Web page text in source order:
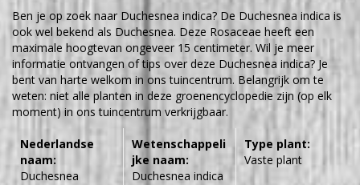
Ben je op zoek naar Duchesnea indica? De Duchesnea indica is
ook wel bekend als Duchesnea. Deze Rosaceae heeft een
maximale hoogtevan ongeveer 15 centimeter. Wil je meer
informatie ontvangen of tips over deze Duchesnea indica? Je
bent van harte welkom in ons tuincentrum. Belangrijk om te
weten: niet alle planten in deze groenencyclopedie zijn (op elk
moment) in ons tuincentrum verkrijgbaar.
Nederlandse
naam:
Duchesnea
Wetenschappeli
jke naam:
Duchesnea indica
Type plant:
Vaste plant